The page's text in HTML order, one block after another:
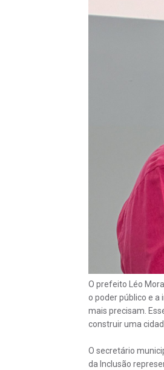
O prefeito Léo
o poder público e a
mais precisam.
construir uma
O secretário
da Inclusão